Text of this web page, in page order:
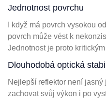
Jednotnost povrchu
I když má povrch vysokou
povrch může vést k
Jednotnost je proto
Dlouhodobá optická
Nejlepší reflektor není jasný
zachovat svůj výkon i po